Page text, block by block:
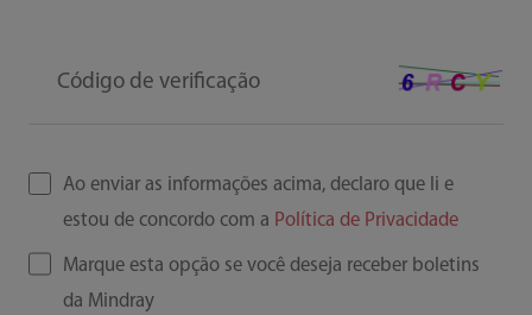
Código de verificação
Ao enviar as informações acima, declaro que li e
estou de concordo com a Política de Privacidade
Marque esta opção se você deseja receber boletins
da Mindray